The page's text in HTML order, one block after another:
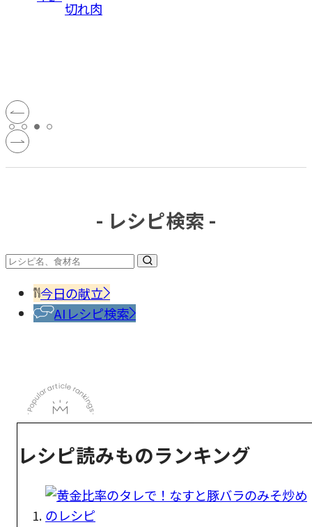
- レシピ検索 -
今日の献立
AIレシピ検索
レシピ読みものランキング